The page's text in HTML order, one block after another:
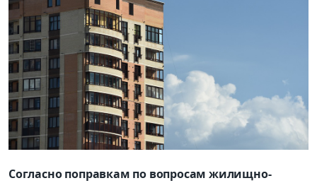
Согласно поправкам по вопросам жилищно-